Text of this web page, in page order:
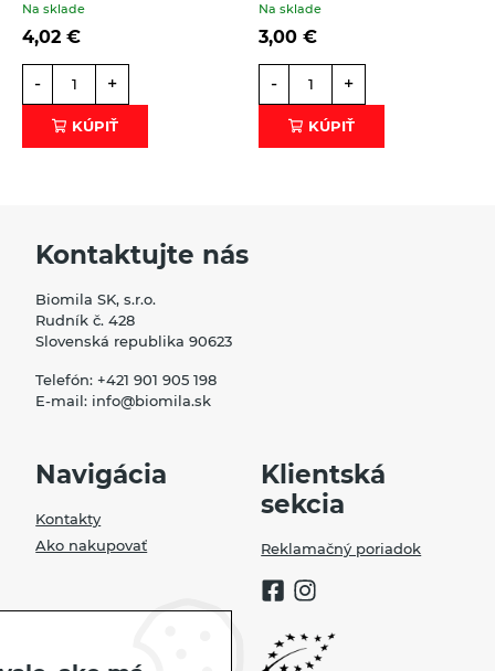
Na sklade
4,02 €
- +
KÚPIŤ
Na sklade
3,00 €
- +
KÚPIŤ
Kontaktujte nás
Biomila SK, s.r.o.
Rudník č. 428
Slovenská republika 90623
Telefón: +421 901 905 198
E-mail: info@biomila.sk
Navigácia
Kontakty
Ako nakupovať
Klientská
sekcia
Reklamačný poriadok